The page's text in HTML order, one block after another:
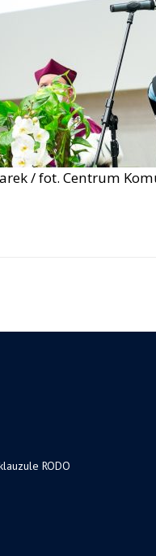
/ fot. Centrum
RODO